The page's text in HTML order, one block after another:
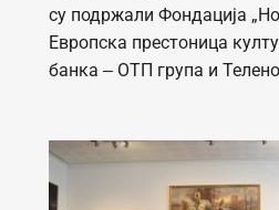
су подржали Фондација
Европска престоница
банка ‒ ОТП група и